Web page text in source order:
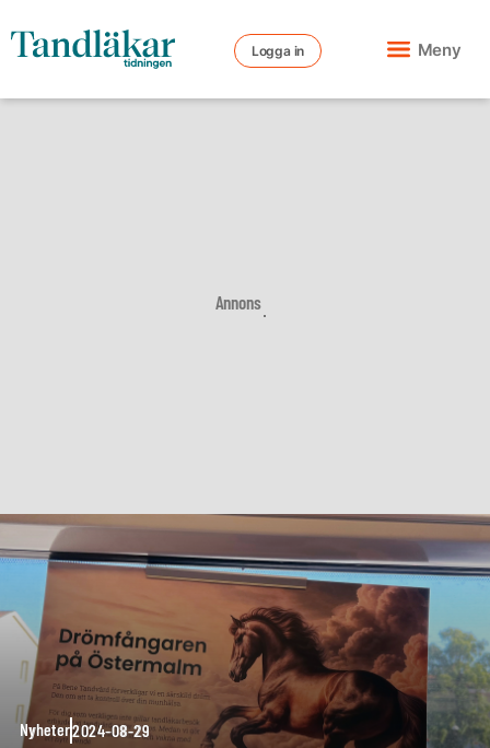
Logga in Meny
Annons
Nyheter2024-08-29